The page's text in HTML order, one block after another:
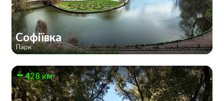
Софіївка
Парк
428 км